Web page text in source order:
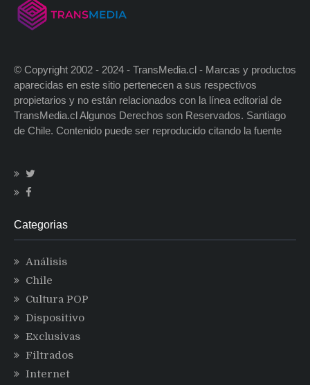
© Copyright 2002 - 2024 - TransMedia.cl - Marcas y productos
aparecidas en este sitio pertenecen a sus respectivos
propietarios y no están relacionados con la línea editorial de
TransMedia.cl Algunos Derechos son Reservados. Santiago
de Chile. Contenido puede ser reproducido citando la fuente
Categorias
Análisis
Chile
Cultura POP
Dispositivo
Exclusivas
Filtrados
Internet